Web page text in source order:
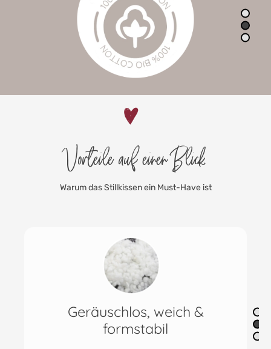
Vorteile auf einen Blick
Warum das Stillkissen ein Must-Have ist
Komplett waschbar
Das Innenkissen als auch der Stillkissenbezug